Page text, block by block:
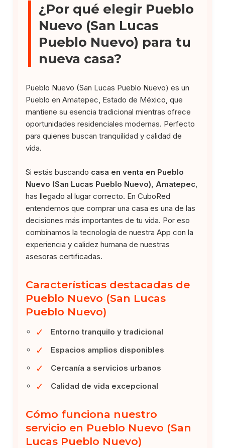
¿Por qué elegir Pueblo
Nuevo (San Lucas
Pueblo Nuevo) para tu
nueva casa?
Pueblo Nuevo (San Lucas Pueblo Nuevo) es un
Pueblo en Amatepec, Estado de México, que
mantiene su esencia tradicional mientras ofrece
oportunidades residenciales modernas. Perfecto
para quienes buscan tranquilidad y calidad de
vida.
Si estás buscando casa en venta en Pueblo
Nuevo (San Lucas Pueblo Nuevo), Amatepec
has llegado al lugar correcto. En CuboRed
entendemos que comprar una casa es una de las
decisiones más importantes de tu vida. Por eso
combinamos la tecnología de nuestra App con la
experiencia y calidez humana de nuestras
asesoras certificadas.
Características destacadas de
Pueblo Nuevo (San Lucas
Pueblo Nuevo)
✓ Entorno tranquilo y tradicional
✓ Espacios amplios disponibles
✓ Cercanía a servicios urbanos
✓ Calidad de vida excepcional
Cómo funciona nuestro
servicio en Pueblo Nuevo (San
Lucas Pueblo Nuevo)